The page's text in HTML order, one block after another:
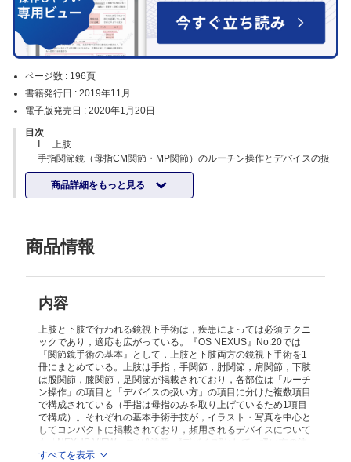
ページ数 : 196頁
書籍発行日 : 2019年11月
電子版発売日 : 2020年1月20日
目次
Ⅰ 上肢
手指関節鏡（母指CM関節・MP関節）のルーチン操作とデバイスの扱
い方
手関節鏡のルーチン操作
手関節鏡のデバイスの扱い方（鏡視下TFCC transosseous縫合術）
肩関節鏡のルーチン操作
肩関節鏡のデバイスの扱い方 （鏡視下腱板修復術）
股関節鏡のルーチン操作
股関節鏡のデバイスの扱い方
膝関節鏡のルーチン操作
膝関節鏡のデバイスの扱い方 （前十字靱帯再建術）
膝関節鏡のデバイスの扱い方 （半月板修復術）
足関節鏡のルーチン操作
足の小関節・腱鞘鏡のルーチン操作
足・足関節のデバイスの扱い方
商品詳細をもっと見る
商品情報
内容
上肢と下肢で行われる鏡視下手術は，疾患によっては必須テクニ
ックであり，適応も広がっている。『OS NEXUS』No.20では
『関節鏡手術の基本』として，上肢と下肢両方の鏡視下手術を1
冊にまとめている。上肢は手指，手関節，肘関節，肩関節，下肢
は股関節，膝関節，足関節が掲載されており，各部位は「ルーチ
ン操作」の項目と「デバイスの扱い方」の項目に分けた複数項目
で構成されている（手指は母指のみを取り上げているため1項目
で構成）。それぞれの基本手術手技が，イラスト・写真を中心と
してコンパクトに掲載されており，頻用されるデバイスについて
も「NEXUS VIEW」コツ&注意 “デバイス”として，扱い方の注
意点が解説されている。上肢と下肢の鏡視下手術入門書として最
すべてを表示